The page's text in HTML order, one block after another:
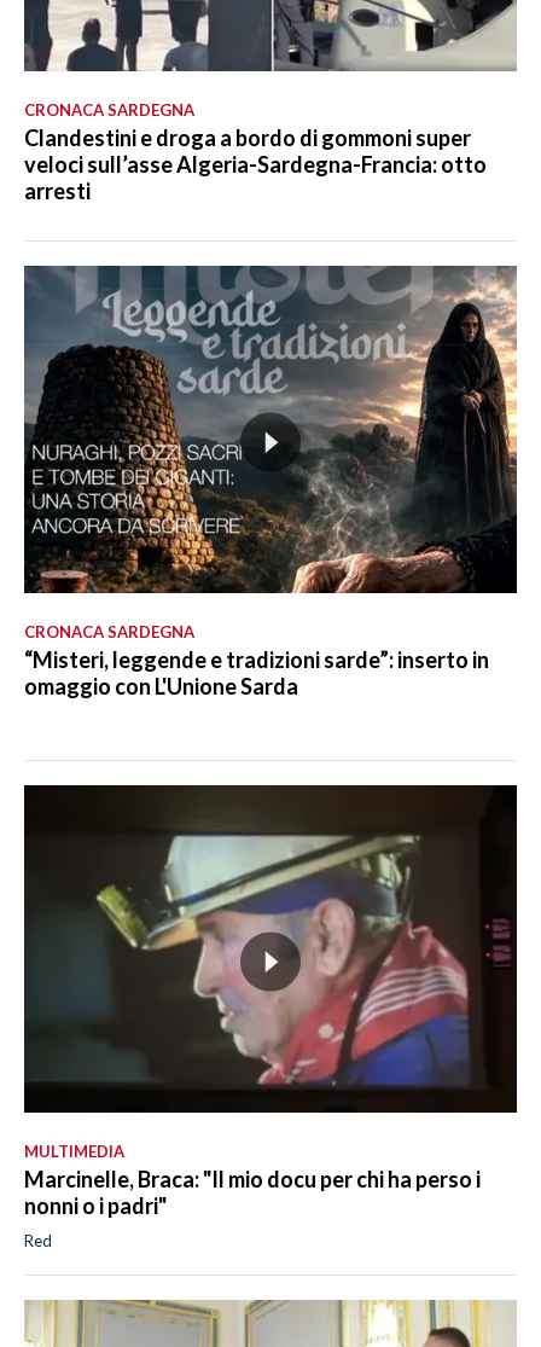
CRONACA SARDEGNA
Clandestini e droga a bordo di gommoni super
veloci sull’asse Algeria-Sardegna-Francia: otto
arresti
CRONACA SARDEGNA
“Misteri, leggende e tradizioni sarde”: inserto in
omaggio con L'Unione Sarda
MULTIMEDIA
Marcinelle, Braca: "Il mio docu per chi ha perso i
nonni o i padri"
Red